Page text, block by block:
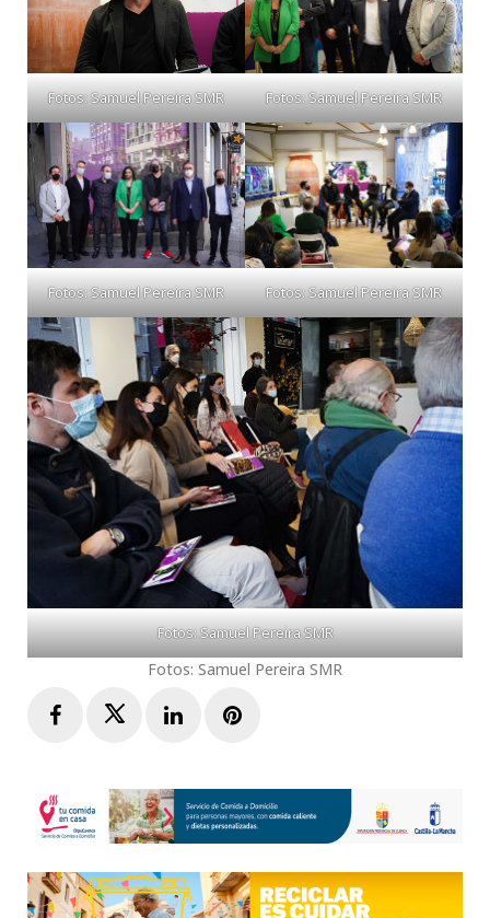
Fotos: Samuel Pereira SMR Fotos: Samuel Pereira SMR
Fotos: Samuel Pereira SMR Fotos: Samuel Pereira SMR
Fotos: Samuel Pereira SMR
Fotos: Samuel Pereira SMR
FacebookTwitterLinkedInPinterest